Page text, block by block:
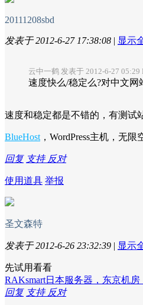
20111208sbd
发表于 2012-6-27 17:38:08 | 显示
云中一鹤 发表于 2012-6-27 05:29
速度快么/稳定么?对中文网
速度和稳定都是不错的，有测试
BlueHost ，WordPress主机，无
回复 支持 反对
使用道具 举报
圣文森特
发表于 2012-6-26 23:32:39 | 显示
先试用看看
RAKsmart日本服务器，东京机
回复 支持 反对